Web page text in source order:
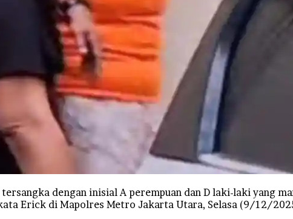
dengan inisial A perempuan dan D laki-laki yang
Erick di Mapolres Metro Jakarta Utara, Selasa (9/12/